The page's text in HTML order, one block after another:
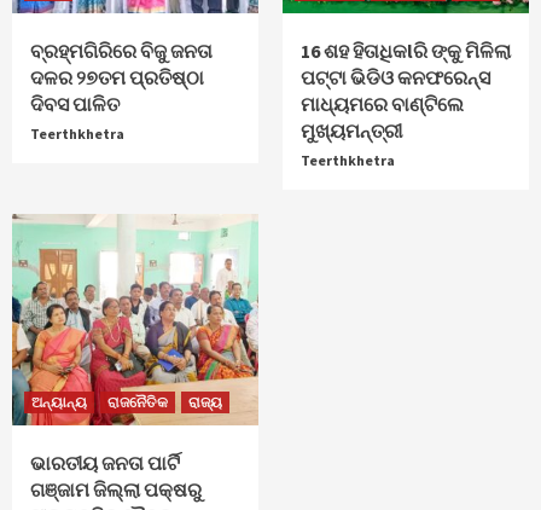
ବ୍ରହ୍ମଗିରିରେ ବିଜୁ ଜନତା
ଦଳର ୨୭ତମ ପ୍ରତିଷ୍ଠା
ଦିବସ ପାଳିତ
Teerthkhetra
16 ଶହ ହିତାଧିକlରି ଙ୍କୁ ମିଳିଲା
ପଟ୍ଟା ଭିଡିଓ କନଫରେନ୍ସ
ମାଧ୍ୟମରେ ବାଣ୍ଟିଲେ
ମୁଖ୍ୟମନ୍ତ୍ରୀ
Teerthkhetra
ଅନ୍ୟାନ୍ୟ ରାଜନୈତିକ ରାଜ୍ୟ
ଭାରତୀୟ ଜନତା ପାର୍ଟି
ଗଞ୍ଜାମ ଜିଲ୍ଲା ପକ୍ଷରୁ